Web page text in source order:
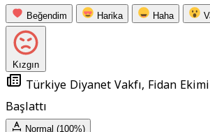
Beğendim Harika Haha
Kızgın
Türkiye Diyanet Vakfı, Fidan
Başlattı
Normal (100%)